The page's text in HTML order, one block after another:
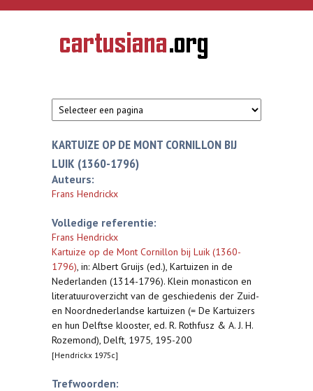
Overslaan en naar de inhoud gaan
CARTUSIANA
Geschiedenis
van de
KARTUIZE OP DE MONT CORNILLON BIJ
LUIK (1360-1796)
Auteurs:
Frans Hendrickx
Volledige referentie:
Frans Hendrickx
Kartuize op de Mont Cornillon bij Luik (1360-
1796), in: Albert Gruijs (ed.), Kartuizen in de
Nederlanden (1314-1796). Klein monasticon en
literatuuroverzicht van de geschiedenis der Zuid-
en Noordnederlandse kartuizen (= De Kartuizers
en hun Delftse klooster, ed. R. Rothfusz & A. J. H.
Rozemond), Delft, 1975, 195-200
[Hendrickx 1975c]
Trefwoorden: